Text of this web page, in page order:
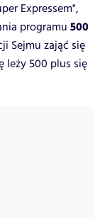
Expressem",
programu 500
Sejmu zająć się
leży 500 plus się